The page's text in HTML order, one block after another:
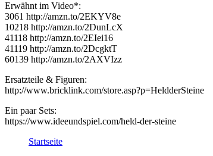
Erwähnt im Video*:
3061 http://amzn.to/2EKYV8e
10218 http://amzn.to/2DunLcX
41118 http://amzn.to/2EIei16
41119 http://amzn.to/2DcgktT
60139 http://amzn.to/2AXVIzz
Ersatzteile & Figuren:
http://www.bricklink.com/store.asp?p=HeldderSteine
Ein paar Sets:
https://www.ideeundspiel.com/held-der-steine
Startseite